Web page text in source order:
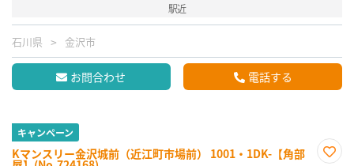
駅近
石川県 金沢市
お問合わせ 電話する
キャンペーン
Kマンスリー金沢城前（近江町市場前） 1001・1DK-【角部